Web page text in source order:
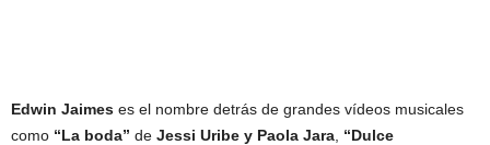
Edwin Jaimes es el nombre detrás de grandes vídeos musicales
como “La boda” de Jessi Uribe y Paola Jara “Dulce